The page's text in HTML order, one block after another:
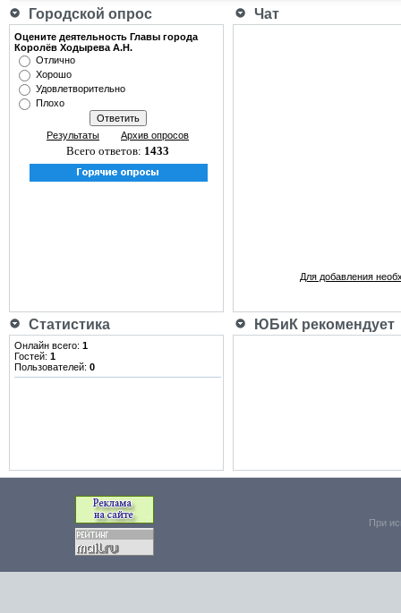
Городской опрос Чат
Оцените деятельность Главы города
Королёв Ходырева А.Н.
Отлично
Хорошо
Удовлетворительно
Плохо
Результаты Архив опросов
Всего ответов: 1433
Для добавления
Статистика ЮБиК рекомендует
Онлайн всего: 1
Гостей: 1
Пользователей: 0
При